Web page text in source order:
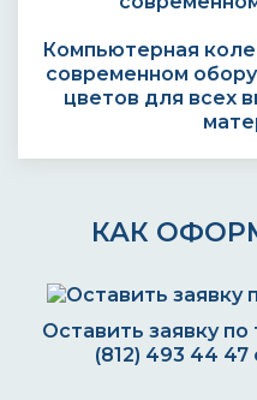
Компьютерная
современном
цветов для всех
КАК
Оставить заявку
(812) 493 44 47